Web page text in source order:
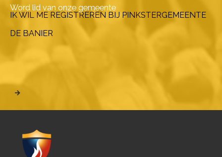
Word lid van onze gemeente
IK WIL ME REGISTREREN BIJ PINKSTERGEMEENTE
DE BANIER